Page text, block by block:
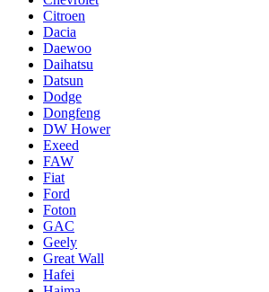
Citroen
Dacia
Daewoo
Daihatsu
Datsun
Dodge
Dongfeng
DW Hower
Exeed
FAW
Fiat
Ford
Foton
GAC
Geely
Great Wall
Hafei